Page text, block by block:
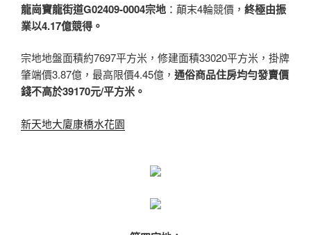
龍崗寶龍街道G02409-0004宗地 ：顛末4輪競價， 終極由振
業以4.17億競得。
宗地地盤面積約7697平方米，修建面積33020平方米，掛牌
肇端價3.87億，最高限價4.45億， 通俗商品住房均勻發賣價
錢不高於39170元/平方米。
新天地大廈康橋水花園